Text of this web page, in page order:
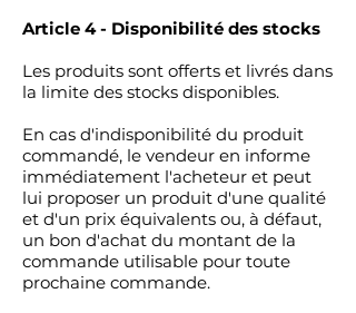
Article 4 - Disponibilité des stocks
Les produits sont offerts et livrés dans
la limite des stocks disponibles.
En cas d'indisponibilité du produit
commandé, le vendeur en informe
immédiatement l'acheteur et peut
lui proposer un produit d'une qualité
et d'un prix équivalents ou, à défaut,
un bon d'achat du montant de la
commande utilisable pour toute
prochaine commande.